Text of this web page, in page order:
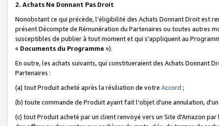
2. Achats Ne Donnant Pas Droit
Nonobstant ce qui précède, l'éligibilité des Achats Donnant Droit est
présent Décompte de Rémunération du Partenaires ou toutes autres
susceptibles de publier à tout moment et qui s'appliquent au
« Documents du Programme »).
En outre, les achats suivants, qui constitueraient des Achats Donnant
Partenaires :
(a) tout Produit acheté après la résiliation de votre Accord ;
(b) toute commande de Produit ayant fait l'objet d'une annulation,
(c) tout Produit acheté par un client renvoyé vers un Site d'Amazon